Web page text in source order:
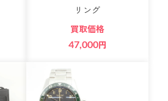
リング
買取価格
47,000円